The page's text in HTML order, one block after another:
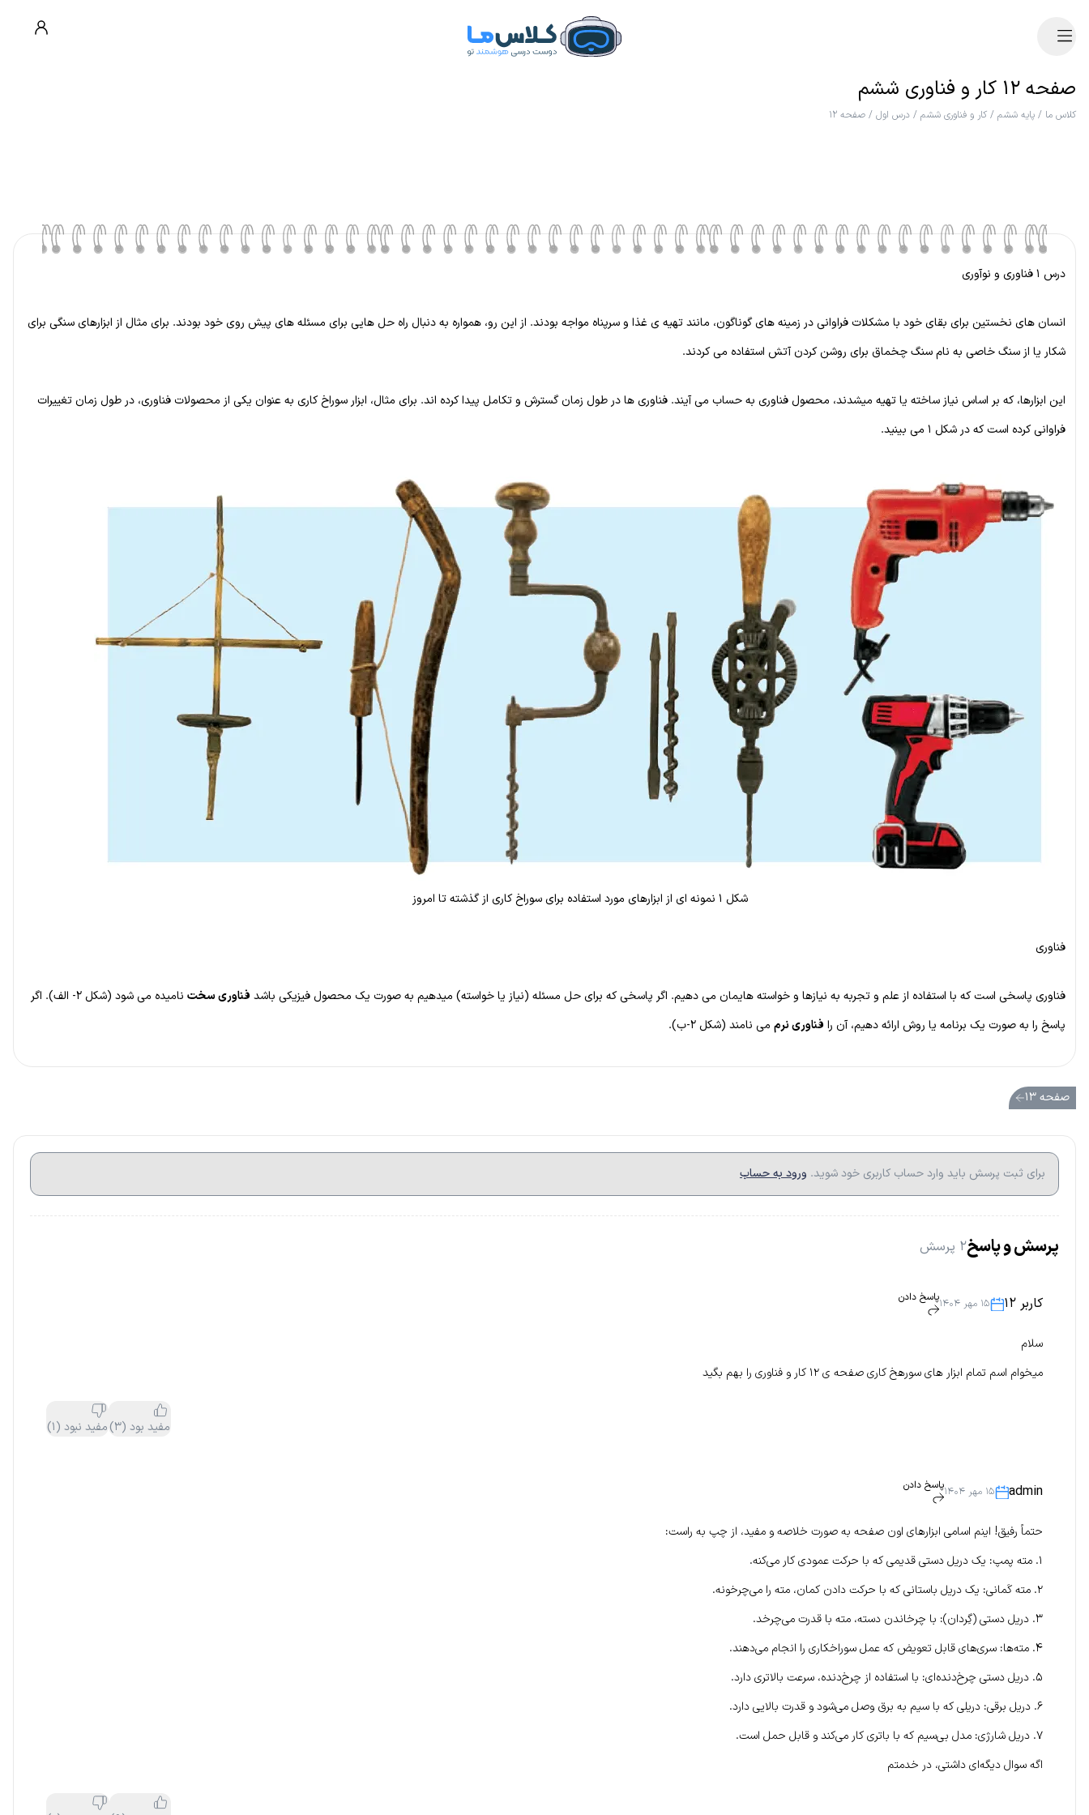
صفحه ۱۲ کار و فناوری ششم
کلاس ما / پایه ششم / کار و فناوری ششم / درس اول / صفحه ۱۲
درس ۱ فناوری و نوآوری
انسان های نخستین برای بقای خود با مشکلات فراوانی در زمینه های گوناگون، مانند تهیه ی غذا و سرپناه مواجه بودند. از این رو، همواره به دنبال راه حل هایی برای مسئله های پیش روی خود بودند. برای مثال از ابزارهای سنگی برای
شکار یا از سنگ خاصی به نام سنگ چخماق برای روشن کردن آتش استفاده می کردند.
این ابزارها، که بر اساس نیاز ساخته یا تهیه میشدند، محصول فناوری به حساب می آیند. فناوری ها در طول زمان گسترش و تکامل پیدا کرده اند. برای مثال، ابزار سوراخ کاری به عنوان یکی از محصولات فناوری، در طول زمان تغییرات
فراوانی کرده است که در شکل ۱ می بینید.
شکل ۱ نمونه ای از ابزارهای مورد استفاده برای سوراخ کاری از گذشته تا امروز
فناوری
فناوری پاسخی است که با استفاده از علم و تجربه به نیازها و خواسته هایمان می دهیم. اگر پاسخی که برای حل مسئله (نیاز یا خواسته) میدهیم به صورت یک محصول فیزیکی باشد فناوری سخت
نامیده می شود (شکل ۲- الف). اگر
پاسخ را به صورت یک برنامه یا روش ارائه دهیم، آن را فناوری نرم می نامند (شکل ۲-ب).
صفحه ۱۳
برای ثبت پرسش باید وارد حساب کاربری خود شوید. ورود به حساب
پرسش و پاسخ۲ پرسش
کاربر 12 ۱۵ مهر ۱۴۰۴ پاسخ دادن
سلام
میخوام اسم تمام ابزار های سورهخ کاری صفحه ی ۱۲ کار و فناوری را بهم بگید
مفید بود (
3
)مفید نبود (
1
)
admin ۱۵ مهر ۱۴۰۴ پاسخ دادن
حتماً رفیق! اینم اسامی ابزارهای اون صفحه به صورت خلاصه و مفید، از چپ به راست:
۱. مته پمپ:
یک دریل دستی قدیمی که با حرکت عمودی کار می‌کنه.
۲. مته کَمانی:
یک دریل باستانی که با حرکت دادن کمان، مته را می‌چرخونه.
۳. دریل دستی (گِردان):
با چرخاندن دسته، مته با قدرت می‌چرخد.
۴. مته‌ها:
سری‌های قابل تعویض که عمل سوراخکاری را انجام می‌دهند.
۵. دریل دستی چرخ‌دنده‌ای:
با استفاده از چرخ‌دنده، سرعت بالاتری دارد.
۶. دریل برقی:
دریلی که با سیم به برق وصل می‌شود و قدرت بالایی دارد.
۷. دریل شارژی:
مدل بی‌سیم که با باتری کار می‌کند و قابل حمل است.
اگه سوال دیگه‌ای داشتی، در خدمتم